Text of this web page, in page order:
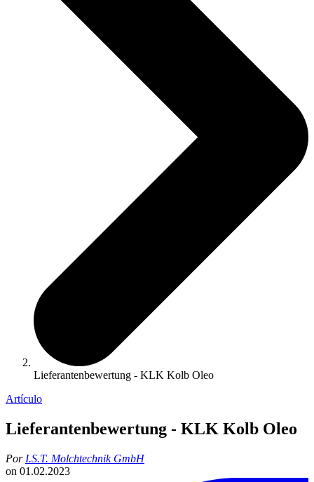
Lieferantenbewertung - KLK Kolb Oleo
Artículo
Lieferantenbewertung - KLK Kolb Oleo
Por I.S.T. Molchtechnik GmbH
on 01.02.2023